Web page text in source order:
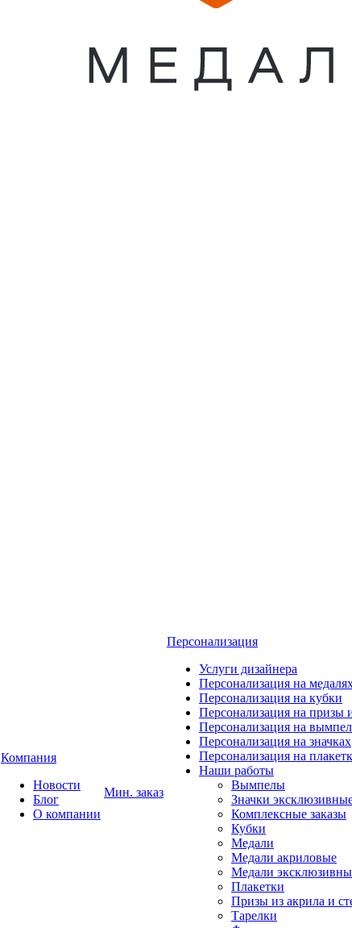
Компания
Новости
Блог
О компании
Мин. заказ
Персонализация
Услуги дизайнера
Персонализация на
Персонализация на кубки
Персонализация на призы
Персонализация на
Персонализация на значках
Персонализация на
Наши работы
Вымпелы
Значки
Комплексные заказы
Кубки
Медали
Медали акриловые
Медали
Плакетки
Призы из акрила и
Тарелки